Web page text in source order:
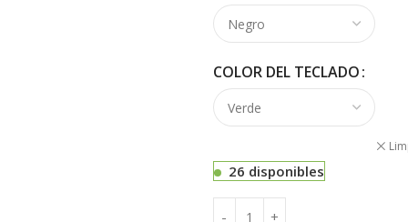
COLOR DEL TECLADO
26 disponibles